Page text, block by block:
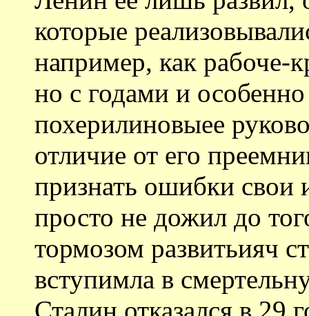
которые
например, как рабоче-
но с годами и
похерилиновыее
отличие от его
признать ошибки свои
просто не дожил до
тормозом развитьияч
вступимла в